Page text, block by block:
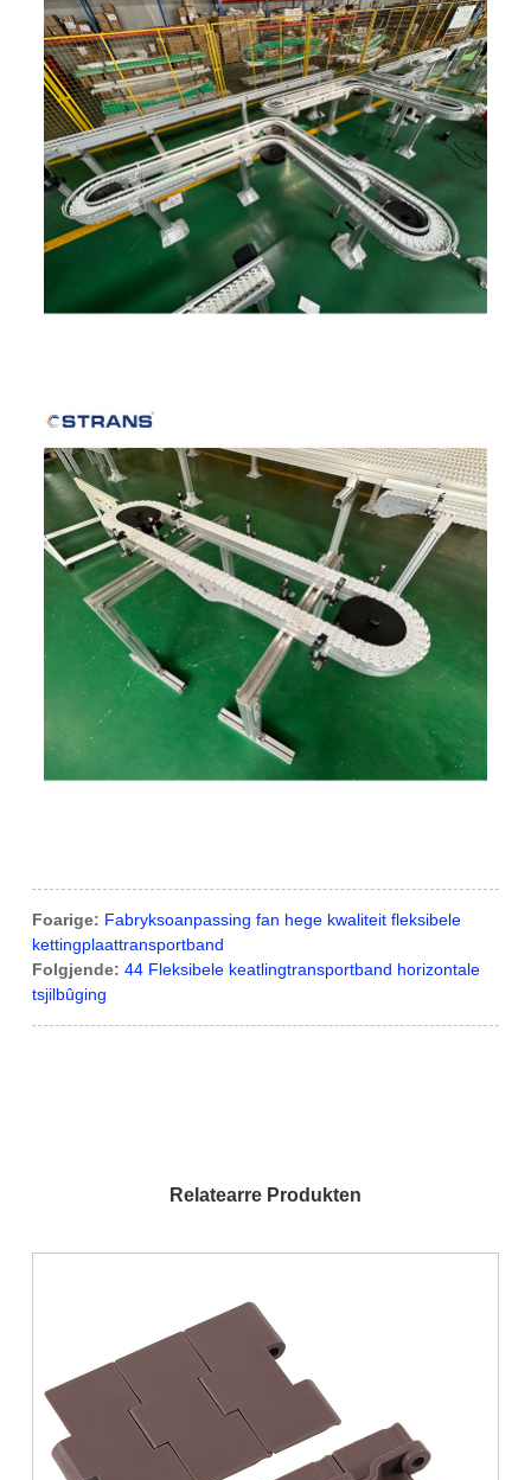
Foarige: Fabryksoanpassing fan hege kwaliteit fleksibele
kettingplaattransportband
Folgjende: 44 Fleksibele keatlingtransportband horizontale
tsjilbûging
Relatearre Produkten